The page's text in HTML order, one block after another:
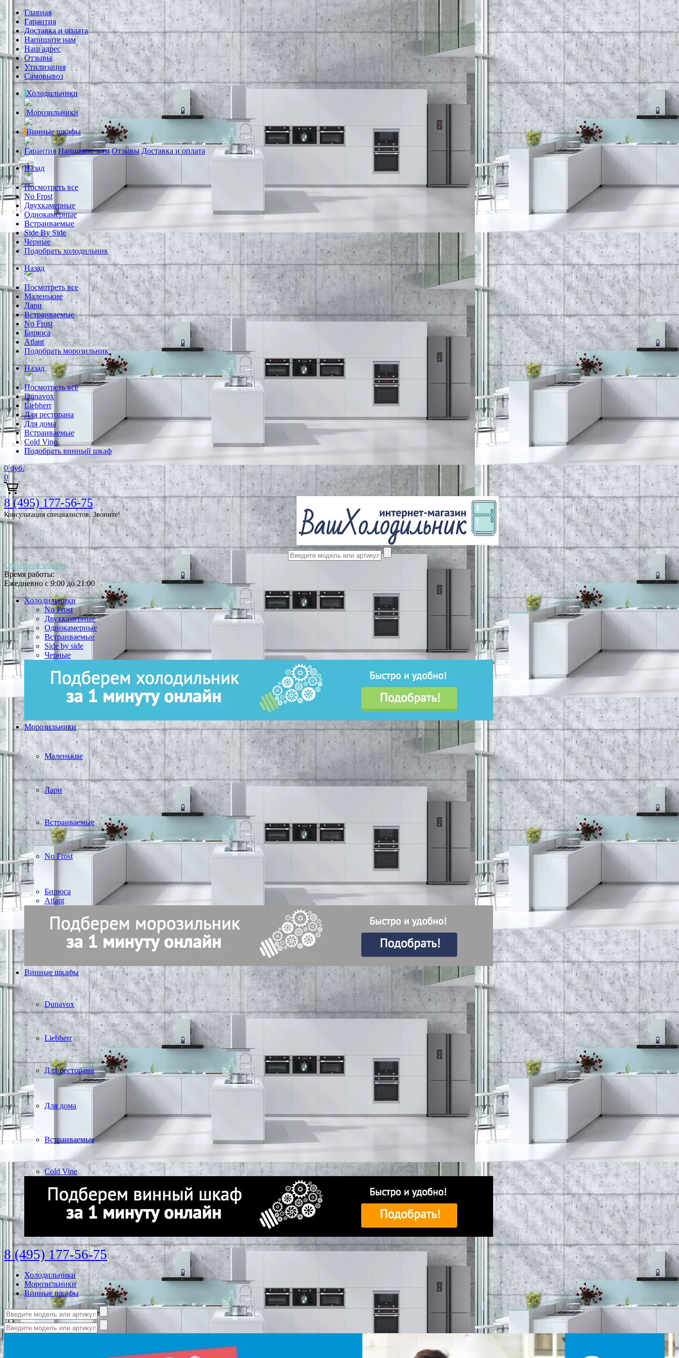
Главная
Гарантия
Доставка и оплата
Напишите нам
Наш адрес
Отзывы
Утилизация
Самовывоз
Холодильники
Морозильники
Винные шкафы
Гарантия Напишите нам Отзывы Доставка и оплата
Назад
Посмотреть все
No Frost
Двухкамерные
Однокамерные
Встраиваемые
Side By Side
Черные
Подобрать холодильник
Назад
Посмотреть все
Маленькие
Лари
Встраиваемые
No Frost
Бирюса
Atlant
Подобрать морозильник
Назад
Посмотреть все
Dunavox
Liebherr
Для ресторана
Для дома
Встраиваемые
Cold Vine
Подобрать винный шкаф
0 руб.
0
8 (495) 177-56-75
Консультация специалистов. Звоните!
Обратный звонок
Время работы:
Ежедневно с 9:00 до 21:00
Холодильники
No Frost
Двухкамерные
Однокамерные
Встраиваемые
Side by side
Черные
Морозильники
Маленькие
Лари
Встраиваемые
No Frost
Бирюса
Atlant
Винные шкафы
Dunavox
Liebherr
Для ресторана
Для дома
Встраиваемые
Cold Vine
8 (495) 177-56-75
Холодильники
Морозильники
Винные шкафы